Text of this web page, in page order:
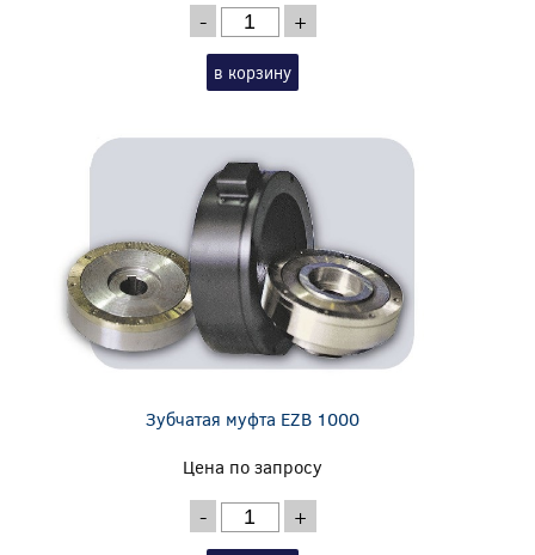
- +
в корзину
Зубчатая муфта EZB 1000
Цена по запросу
- +